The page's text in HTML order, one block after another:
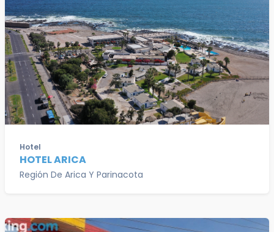
Hotel
HOTEL ARICA
Región De Arica Y Parinacota